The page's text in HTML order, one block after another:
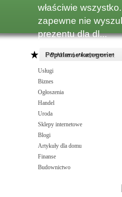
właściwie
zapewne nie
prezentu dla dl...
Reklamuj strony www >>
Popularne kategorie:
Usługi
Biznes
Ogłoszenia
Handel
Uroda
Sklepy internetowe
Blogi
Artykuły dla domu
Finanse
Budownictwo